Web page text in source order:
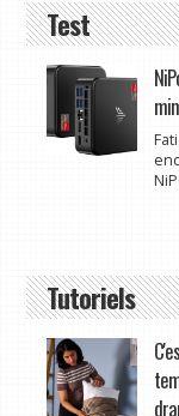
Test
Tutoriels